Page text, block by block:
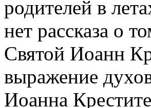
родителей в
нет рассказа о
Святой Иоанн
выражение
Иоанна